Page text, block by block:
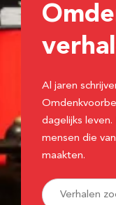
Al jaren
dagelijks leven.
mensen die
maakten.